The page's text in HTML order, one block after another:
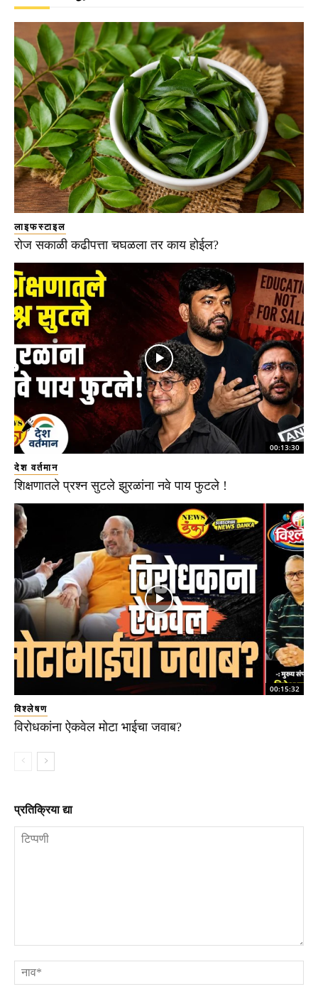
लाइफस्टाइल
रोज सकाळी कढीपत्ता चघळला तर काय होईल?
00:13:30
देश वर्तमान
शिक्षणातले प्रश्न सुटले झुरळांना नवे पाय फुटले !
00:15:32
विश्लेषण
विरोधकांना ऐकवेल मोटा भाईचा जवाब?
प्रतिक्रिया द्या